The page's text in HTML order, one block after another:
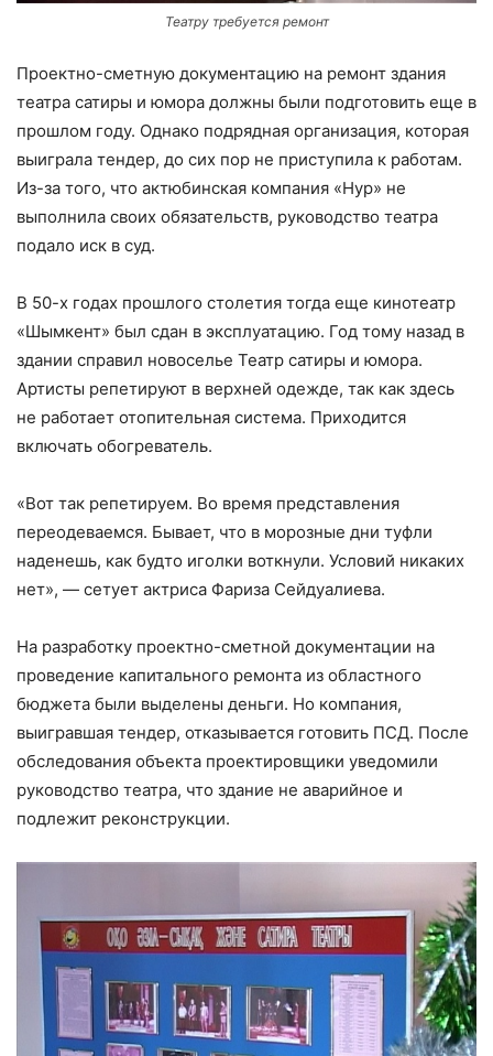
Театру требуется ремонт
Проектно-сметную документацию на ремонт здания
театра сатиры и юмора должны были подготовить еще в
прошлом году. Однако подрядная организация, которая
выиграла тендер, до сих пор не приступила к работам.
Из-за того, что актюбинская компания «Нур» не
выполнила своих обязательств, руководство театра
подало иск в суд.
В 50-х годах прошлого столетия тогда еще кинотеатр
«Шымкент» был сдан в эксплуатацию. Год тому назад в
здании справил новоселье Театр сатиры и юмора.
Артисты репетируют в верхней одежде, так как здесь
не работает отопительная система. Приходится
включать обогреватель.
«Вот так репетируем. Во время представления
переодеваемся. Бывает, что в морозные дни туфли
наденешь, как будто иголки воткнули. Условий никаких
нет», — сетует актриса Фариза Сейдуалиева.
На разработку проектно-сметной документации на
проведение капитального ремонта из областного
бюджета были выделены деньги. Но компания,
выигравшая тендер, отказывается готовить ПСД. После
обследования объекта проектировщики уведомили
руководство театра, что здание не аварийное и
подлежит реконструкции.